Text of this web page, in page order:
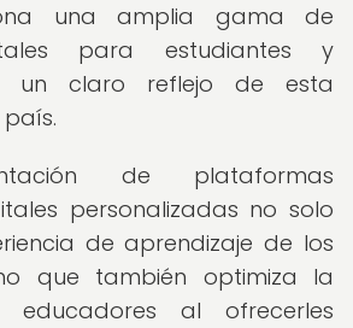
una amplia gama de
para estudiantes y
un claro reflejo de esta
de plataformas
personalizadas no solo
de aprendizaje de los
que también optimiza la
al ofrecerles